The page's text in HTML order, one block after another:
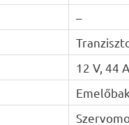
–
12 V, 44 A